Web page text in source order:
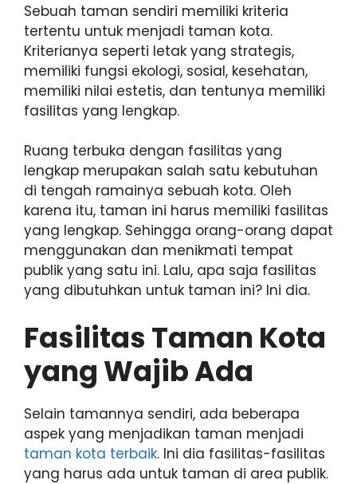
Sebuah taman sendiri memiliki kriteria
tertentu untuk menjadi taman kota.
Kriterianya seperti letak yang strategis,
memiliki fungsi ekologi, sosial, kesehatan,
memiliki nilai estetis, dan tentunya memiliki
fasilitas yang lengkap.
Ruang terbuka dengan fasilitas yang
lengkap merupakan salah satu kebutuhan
di tengah ramainya sebuah kota. Oleh
karena itu, taman ini harus memiliki fasilitas
yang lengkap. Sehingga orang-orang dapat
menggunakan dan menikmati tempat
publik yang satu ini. Lalu, apa saja fasilitas
yang dibutuhkan untuk taman ini? Ini dia.
Fasilitas Taman Kota
yang Wajib Ada
Selain tamannya sendiri, ada beberapa
aspek yang menjadikan taman menjadi
taman kota terbaik. Ini dia fasilitas-fasilitas
yang harus ada untuk taman di area publik.